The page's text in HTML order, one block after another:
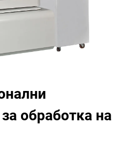
обработка на